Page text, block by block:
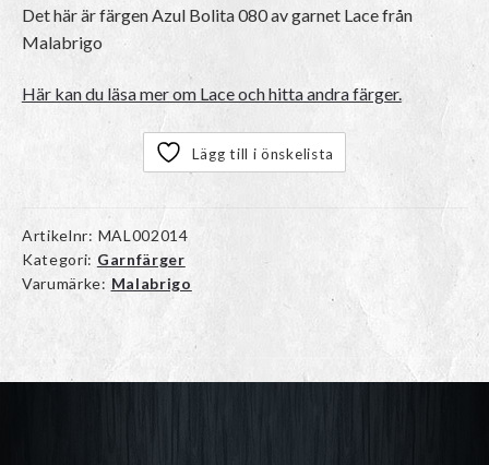
Det här är färgenAzul Bolita 080av garnet Lacefrån
Malabrigo
Här kan du läsa mer om Lace och hitta andra färger.
Lägg till i önskelista
Artikelnr: MAL002014
Kategori: Garnfärger
Varumärke: Malabrigo